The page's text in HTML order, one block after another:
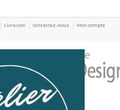
Livraison Contactez-nous
Mon compte